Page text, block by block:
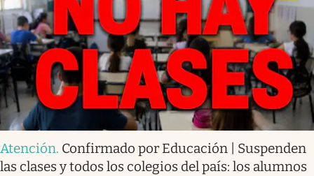
Atención. Confirmado por Educación | Suspenden
las clases y todos los colegios del país: los alumnos